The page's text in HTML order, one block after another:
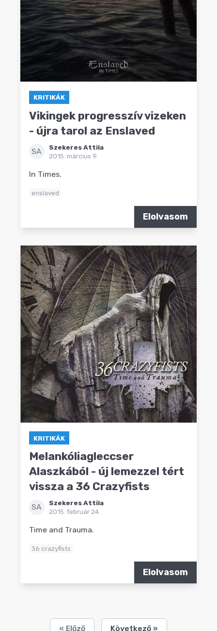
KRITIKÁK
Vikingek progresszív vizeken
- újra tarol az Enslaved
SA
Szekeres Attila
2015. március 9.
In Times.
enslaved
Elolvasom
KRITIKÁK
Melankóliagleccser
Alaszkából - új lemezzel tért
vissza a 36 Crazyfists
SA
Szekeres Attila
2015. február 24.
Time and Trauma.
36 crazyfists
Elolvasom
« Előző Következő »